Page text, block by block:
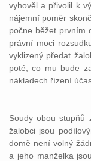
vyhověl a přivolil k
nájemní poměr
počne běžet prvním
právní moci
vyklizený předat
poté, co mu bude
nákladech řízení
Soudy obou stupňů
žalobci jsou
domě není volný
a jeho manželka